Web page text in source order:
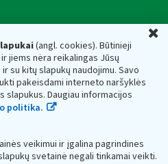
(angl. cookies). Būtinieji
jiems nėra reikalingas Jūsų
su kitų slapukų naudojimu. Savo
pakeisdami interneto naršyklės
Daugiau informacijos
politika.
veikimui ir įgalina pagrindines
svetainė negali tinkamai veikti.
kodas — 188659752,
Vilnius, Lietuva, el.paštas:
adresas 188659752
inspekciją prie Lietuvos
kaupiami ir saugomi Juridinių